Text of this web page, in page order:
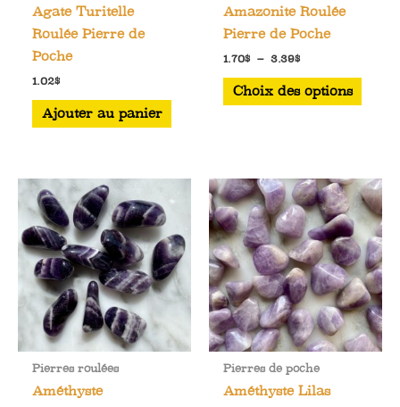
Agate Turitelle
Roulée Pierre de
Poche
1.02$
Ajouter au panier
Amazonite Roulée
Pierre de Poche
1.70$ – 3.39$Plage
prix :
1.70$
Choix des options
Ce
Les
être
sur
la
page
Pierres roulées
Améthyste
Pierres de poche
Améthyste Lilas